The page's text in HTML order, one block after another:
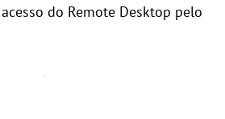
do Remote Desktop pelo